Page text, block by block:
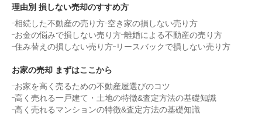
理由別 損しない売却のすすめ方
相続した不動産の売り方 空き家の損しない売り方
お金の悩みで損しない売り方 離婚による不動産の売り方
住み替えの損しない売り方 リースバックで損しない売り方
お家の売却 まずはここから
お家を高く売るための不動産屋選びのコツ
高く売れる一戸建て・土地の特徴&査定方法の基礎知識
高く売れるマンションの特徴&査定方法の基礎知識